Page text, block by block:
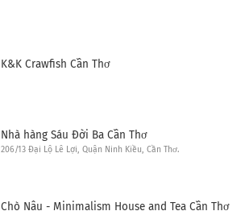
K&K Crawfish Cần Thơ
Nhà hàng Sáu Đời Ba Cần Thơ
206/13 Đại Lộ Lê Lợi, Quận Ninh Kiều, Cần Thơ.
Chò Nâu - Minimalism House and Tea Cần Thơ